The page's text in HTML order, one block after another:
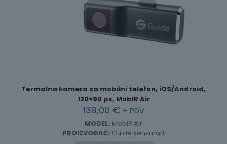
Termalna kamera za mobilni telefon, iOS/Android,
120×90 px, MobIR Air
139,00 € + PDV
MODEL: MobIR Air
PROIZVOĐAČ: Guide sensmart